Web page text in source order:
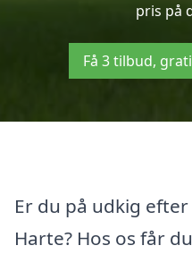
pris på
Få 3 tilbud,
Er du på udkig
Harte? Hos os får